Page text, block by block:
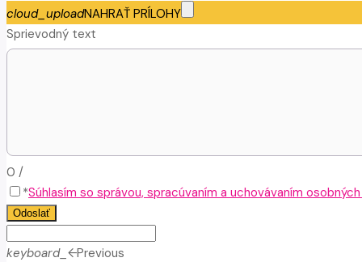
cloud_uploadNAHRAŤ PRÍLOHY
Sprievodný text
0 /
*Súhlasím so správou, spracúvaním a uchovávaním
Odoslať
keyboard_arrow_leftPrevious